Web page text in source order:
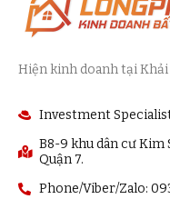
Hiện kinh doanh tại Khải
Investment
B8-9 khu dân cư Kim
Quận 7.
Phone/Viber/Zalo: